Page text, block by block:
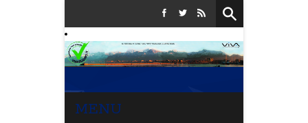
MENU